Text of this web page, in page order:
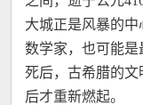
大城正是风暴的
数学家，也可能
死后，古希腊的
后才重新燃起。